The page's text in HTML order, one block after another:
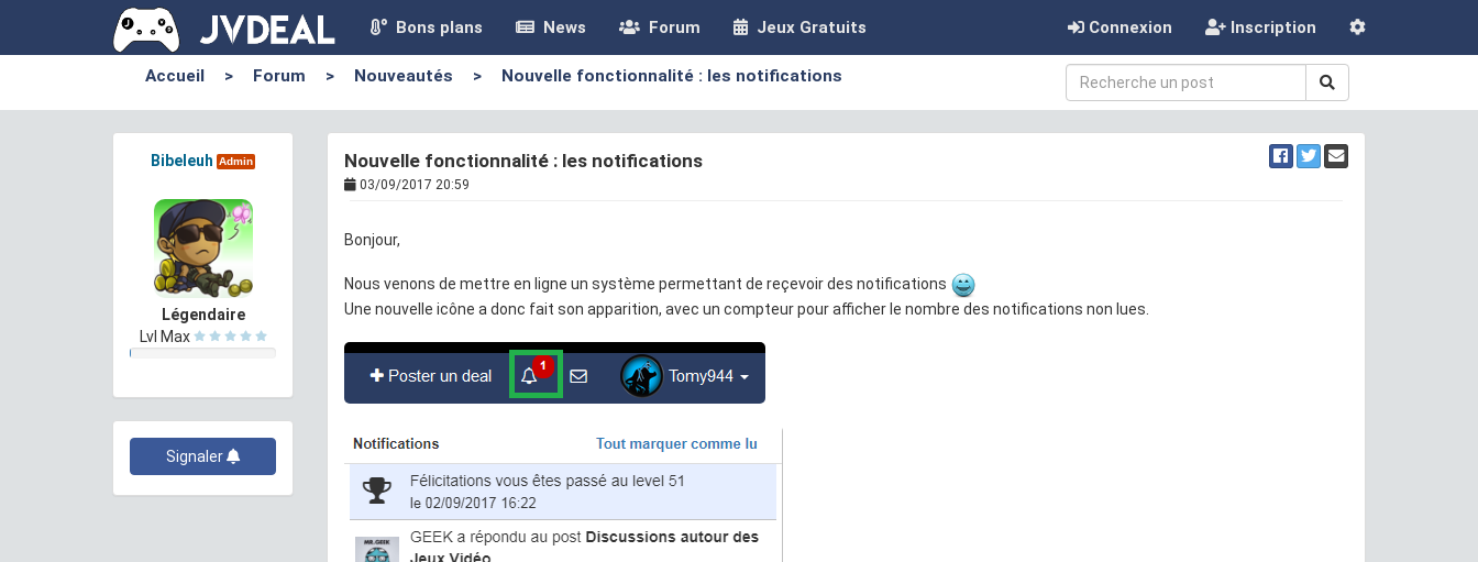
Bons plans News Forum Jeux Gratuits Connexion Inscription
Accueil > Forum > Nouveautés > Nouvelle fonctionnalité : les notifications
Nouvelle fonctionnalité : les notifications
03/09/2017 20:59
Bonjour,
Nous venons de mettre en ligne un système permettant de reçevoir des notifications
Une nouvelle icône a donc fait son apparition, avec un compteur pour afficher le nombre des notifications non lues.
Bibeleuh Admin
Légendaire
Lvl Max
Signaler